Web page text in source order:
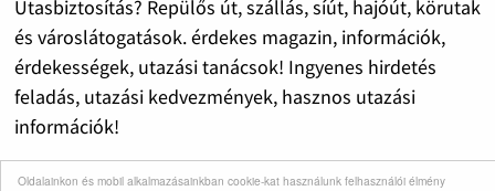
Oldalainkon és mobil alkalmazásainkban cookie-kat használunk felhasználói élmény
Utasbiztosítás? Repülős út, szállás, síút, hajóút, körutak
és városlátogatások. érdekes magazin, információk,
érdekességek, utazási tanácsok! Ingyenes hirdetés
feladás, utazási kedvezmények, hasznos utazási
információk!